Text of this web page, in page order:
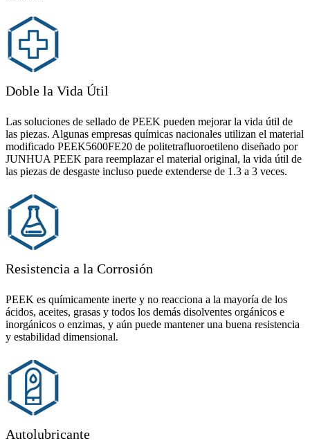
Doble la Vida Útil
Las soluciones de sellado de PEEK pueden mejorar la vida útil de
las piezas. Algunas empresas químicas nacionales utilizan el material
modificado PEEK5600FE20 de politetrafluoroetileno diseñado por
JUNHUA PEEK para reemplazar el material original, la vida útil de
las piezas de desgaste incluso puede extenderse de 1.3 a 3 veces.
Resistencia a la Corrosión
PEEK es químicamente inerte y no reacciona a la mayoría de los
ácidos, aceites, grasas y todos los demás disolventes orgánicos e
inorgánicos o enzimas, y aún puede mantener una buena resistencia
y estabilidad dimensional.
Autolubricante